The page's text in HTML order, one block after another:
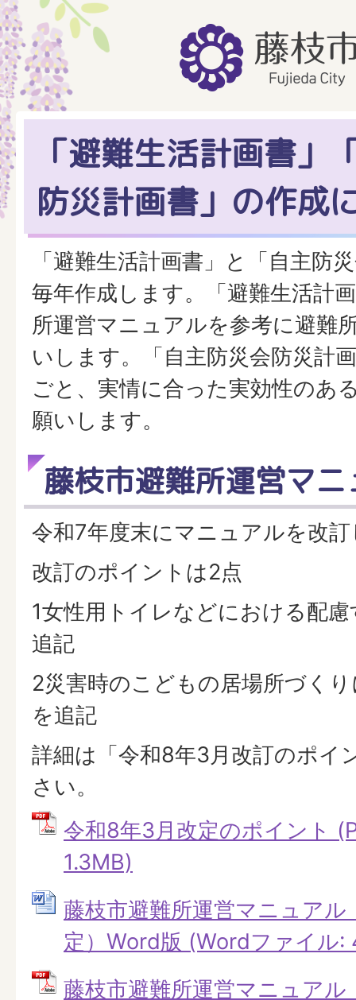
「避難生活計画書」
防災計画書」の作成
「避難生活計画書」と「自主防
毎年作成します。「避難生活計
所運営マニュアルを参考に避難
いします。「自主防災会防災計
ごと、実情に合った実効性のあ
願いします。
藤枝市避難所運営マニ
令和7年度末にマニュアルを改
改訂のポイントは2点
1女性用トイレなどにおける配
追記
2災害時のこどもの居場所づく
を追記
詳細は「令和8年3月改訂のポイ
さい。
令和8年3月改定のポイント
1.3MB)
藤枝市避難所運営マニュアル
定）Word版 (Wordファイル:
藤枝市避難所運営マニュアル